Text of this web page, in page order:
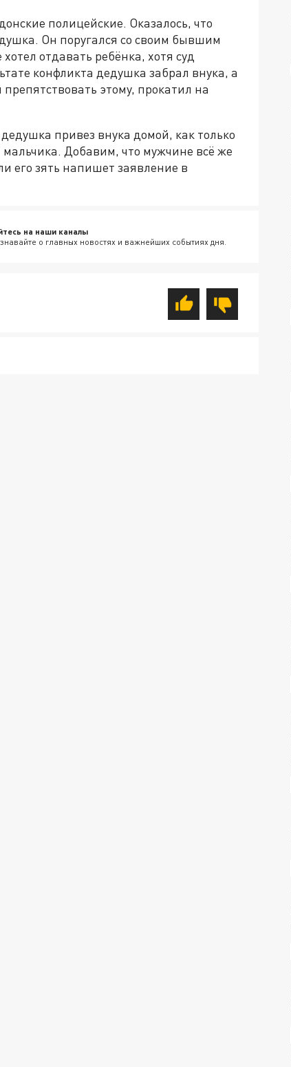
полицейские. Оказалось, что
Он поругался со своим бывшим
отдавать ребёнка, хотя суд
конфликта дедушка забрал внука, а
этому, прокатил на
привез внука домой, как только
Добавим, что мужчине всё же
его зять напишет заявление в
на наши каналы
о главных новостях и важнейших событиях дня.